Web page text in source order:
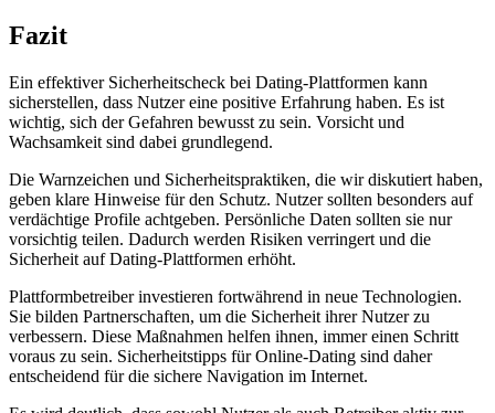
Fazit
Ein effektiver Sicherheitscheck bei Dating-Plattformen kann
sicherstellen, dass Nutzer eine positive Erfahrung haben. Es ist
wichtig, sich der Gefahren bewusst zu sein. Vorsicht und
Wachsamkeit sind dabei grundlegend.
Die Warnzeichen und Sicherheitspraktiken, die wir diskutiert haben,
geben klare Hinweise für den Schutz. Nutzer sollten besonders auf
verdächtige Profile achtgeben. Persönliche Daten sollten sie nur
vorsichtig teilen. Dadurch werden Risiken verringert und die
Sicherheit auf Dating-Plattformen erhöht.
Plattformbetreiber investieren fortwährend in neue Technologien.
Sie bilden Partnerschaften, um die Sicherheit ihrer Nutzer zu
verbessern. Diese Maßnahmen helfen ihnen, immer einen Schritt
voraus zu sein. Sicherheitstipps für Online-Dating sind daher
entscheidend für die sichere Navigation im Internet.